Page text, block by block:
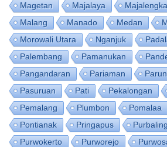
Magetan
Majalaya Majalengka
Malang
Manado Medan
Morowali Utara
Nganjuk
Palembang
Pamanukan
Pangandaran
Pariaman
Pasuruan
Pati Pekalongan
Pemalang
Plumbon Pomalaa
Pontianak
Pringapus
Purwokerto
Purworejo